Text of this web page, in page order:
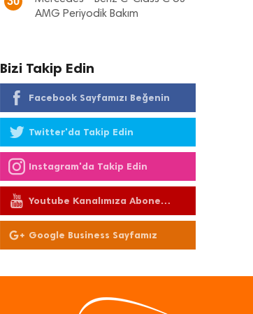
AMG Periyodik Bakım
Bizi Takip Edin
Facebook Sayfamızı Beğenin
Twitter'da Takip Edin
Instagram'da Takip Edin
Youtube Kanalımıza Abone
Olun
Google Business Sayfamız